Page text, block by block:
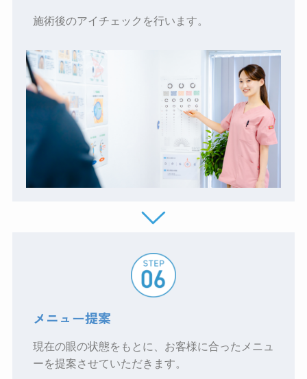
施術後のアイチェックを行います。
メニュー提案
現在の眼の状態をもとに、お客様に合ったメニュ
ーを提案させていただきます。